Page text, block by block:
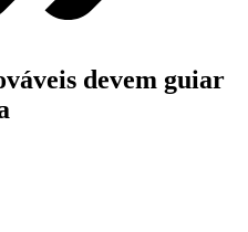
devem guiar